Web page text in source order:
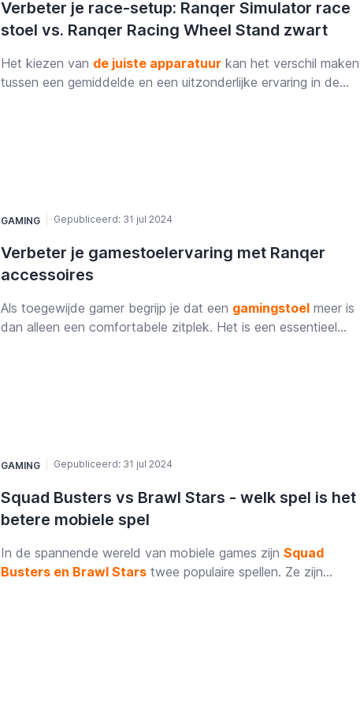
Verbeter je race-setup: Ranqer Simulator race
stoel vs. Ranqer Racing Wheel Stand zwart
Het kiezen van de juiste apparatuurkan het verschil maken
tussen een gemiddelde en een uitzonderlijke ervaring in de
GAMING Gepubliceerd: 31 jul 2024
Verbeter je gamestoelervaring met Ranqer
accessoires
Als toegewijde gamer begrijp je dat een gamingstoelmeer is
dan alleen een comfortabele zitplek. Het is een essentieel
GAMING Gepubliceerd: 31 jul 2024
Squad Busters vs Brawl Stars - welk spel is het
betere mobiele spel
In de spannende wereld van mobiele games zijn Squad
Busters en Brawl Starstwee populaire spellen. Ze zijn